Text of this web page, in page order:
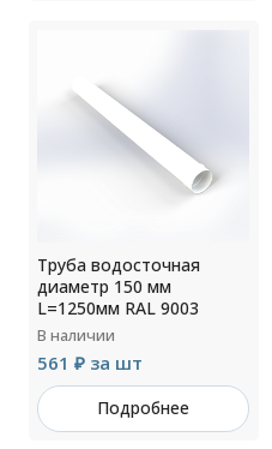
Труба водосточная
диаметр 150 мм
L=1250мм RAL 9003
В наличии
561 ₽ за шт
Подробнее